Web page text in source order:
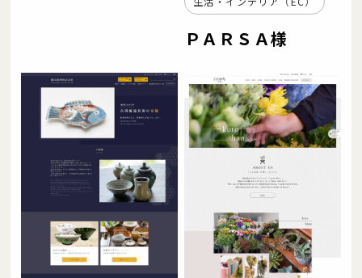
ＰＡＲＳＡ様